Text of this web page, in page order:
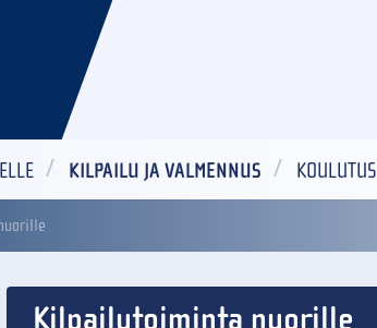
KILPAILU JA VALMENNUS KOULUTUS
Kilpailutoiminta nuorille